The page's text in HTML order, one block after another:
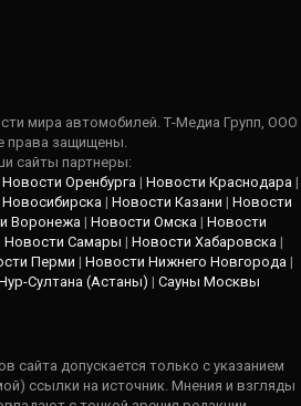
мира автомобилей. Т-Медиа Групп, ООО
права защищены.
сайты партнеры:
Новости Оренбурга | Новости Краснодара |
| Новости Казани | Новости
Воронежа | Новости Омска | Новости
Новости Самары | Новости Хабаровска |
Перми | Новости Нижнего Новгорода |
Султана (Астаны) | Сауны Москвы
сайта допускается только с указанием
ссылки на источник. Мнения и взгляды